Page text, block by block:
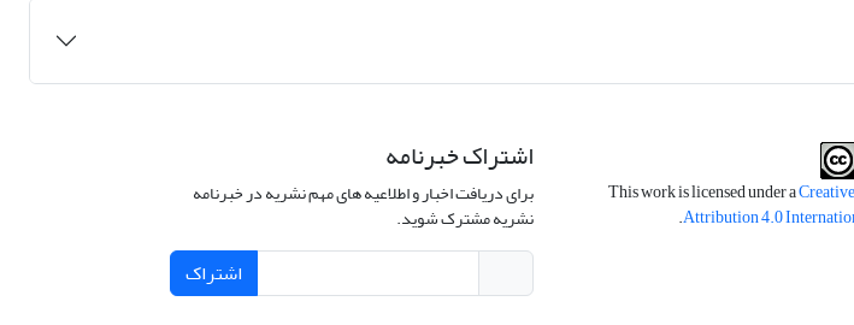
This work is licensed under a
Attribution 4.0
.
اشتراک خبرنامه
برای دریافت اخبار و اطلاعیه های مهم نشریه در خبرنامه
نشریه مشترک شوید.
اشتراک